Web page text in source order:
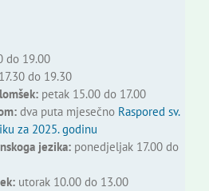
do 19.00
do 19.30
petak 15.00 do 17.00
dva puta mjesečno Raspored sv.
za 2025. godinu
jezika:ponedjeljak 17.00 do
utorak 10.00 do 13.00